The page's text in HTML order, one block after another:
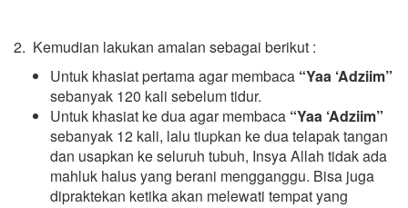
2. Kemudian lakukan amalan sebagai berikut :
Untuk khasiat pertama agar membaca “Yaa ‘Adziim”
sebanyak 120 kali sebelum tidur.
Untuk khasiat ke dua agar membaca “Yaa ‘Adziim”
sebanyak 12 kali, lalu tiupkan ke dua telapak tangan
dan usapkan ke seluruh tubuh, Insya Allah tidak ada
mahluk halus yang berani mengganggu. Bisa juga
dipraktekan ketika akan melewati tempat yang